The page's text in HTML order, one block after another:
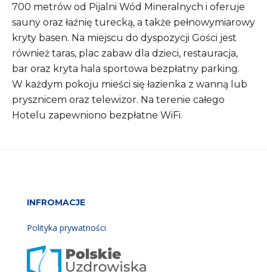
700 metrów od Pijalni Wód Mineralnych i oferuje
sauny oraz łaźnię turecką, a także pełnowymiarowy
kryty basen. Na miejscu do dyspozycji Gości jest
również taras, plac zabaw dla dzieci, restauracja,
bar oraz kryta hala sportowa bezpłatny parking.
W każdym pokoju mieści się łazienka z wanną lub
prysznicem oraz telewizor. Na terenie całego
Hotelu zapewniono bezpłatne WiFi.
INFROMACJE
Polityka prywatności